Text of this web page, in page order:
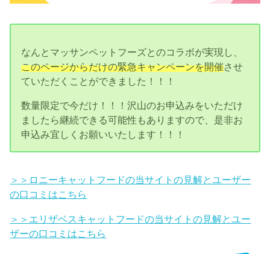
なんとマッサンペットフーズとのコラボが実現し、
このページからだけの緊急キャンペーンを開催させ
ていただくことができました！！！
数量限定で今だけ！！！沢山のお申込みをいただけ
ましたら継続できる可能性もありますので、是非お
申込み宜しくお願いいたします！！！
＞＞ロニーキャットフードの当サイトの見解とユーザー
の口コミはこちら
＞＞エリザベスキャットフードの当サイトの見解とユー
ザーの口コミはこちら